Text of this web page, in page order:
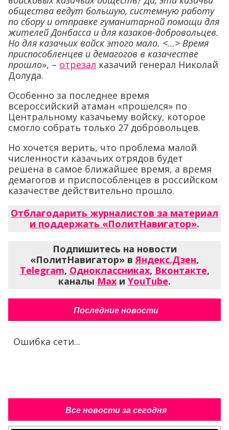
общества ведут большую, системную работу
по сбору и отправке гуманитарной помощи для
жителей Донбасса и для казаков-добровольцев.
Но для казачьих войск этого мало. <…> Время
приспособленцев и демагогов в казачестве
прошло», – отрезал казачий генерал Николай
Долуда.
Особенно за последнее время
всероссийский атаман «прошелся» по
Центральному казачьему войску, которое
смогло собрать только 27 добровольцев.
Но хочется верить, что проблема малой
численности казачьих отрядов будет
решена в самое ближайшее время, а время
демагогов и приспособленцев в российском
казачестве действительно прошло.
Отблагодарить журналистов за материал
и поддержать «ПолитНавигатор».
Подпишитесь на новости
«ПолитНавигатор» вЯндекс.Дзен,
Telegram, Одноклассниках, Вконтакте,
каналы Max и YouTube.
Последние новости
Ошибка сети...
Все новости за сегодня